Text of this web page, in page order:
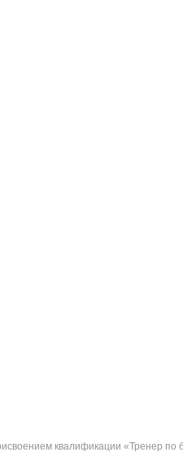
квалификации «Тренер по